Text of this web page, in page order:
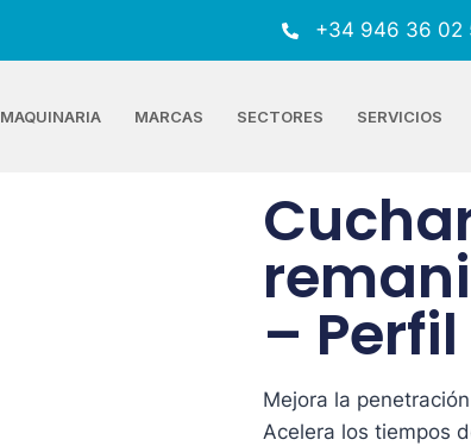
+34 946 36 02
MAQUINARIA MARCAS SECTORES SERVICIOS
–
Mejora la
Acelera los tiempos